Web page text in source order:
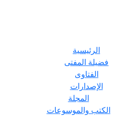
الرئيسية
فضيلة المفتى
الفتاوى
الإصدارات
المجلة
الكتب والموسوعات